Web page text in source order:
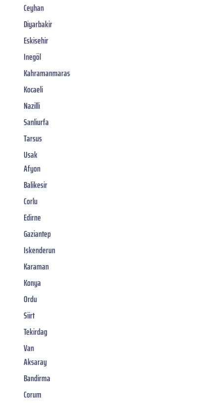
Ceyhan
Diyarbakir
Eskisehir
Inegöl
Kahramanmaras
Kocaeli
Nazilli
Sanliurfa
Tarsus
Usak
Afyon
Balikesir
Corlu
Edirne
Gaziantep
Iskenderun
Karaman
Konya
Ordu
Siirt
Tekirdag
Van
Aksaray
Bandirma
Corum